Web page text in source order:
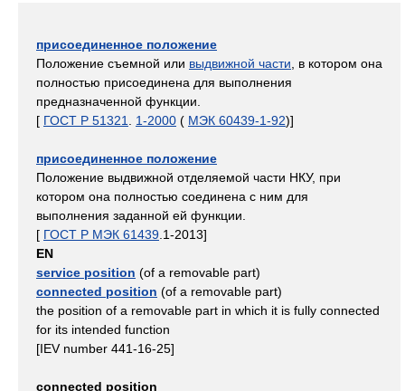
присоединенное положение
Положение съемной или выдвижной части , в котором она
полностью присоединена для выполнения
предназначенной функции.
[ ГОСТ Р 51321 1-2000 ( МЭК 60439-1-92)]
присоединенное положение
Положение выдвижной отделяемой части НКУ, при
котором она полностью соединена с ним для
выполнения заданной ей функции.
[ ГОСТ Р МЭК 61439 .1-2013]
EN
service position (of a removable part)
connected position (of a removable part)
the position of a removable part in which it is fully connected
for its intended function
[IEV number 441-16-25]
connected position